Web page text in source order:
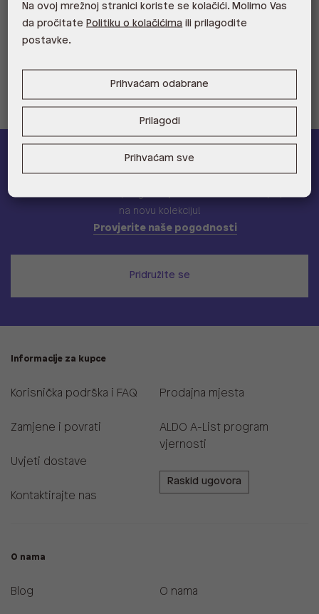
ALDO, Tower Centar 51000 Rijeka
ALDO, Supernova Zadar Zadar
ALDO A-list
Učlani se u ALDO A-list program vjernostii ostvari 5% popusta
na novu kolekciju!
Provjerite naše pogodnosti
Pridružite se
Informacije za kupce
Korisnička podrška i FAQ
Zamjene i povrati
Uvjeti dostave
Kontaktirajte nas
Prodajna mjesta
ALDO A-List program
vjernosti
Raskid ugovora
O nama
Blog O nama
Na ovoj mrežnoj stranici koriste se kolačići. Molimo Vas
da pročitate Politiku o kolačićima ili prilagodite
postavke.
Prihvaćam odabrane
Prilagodi
Prihvaćam sve